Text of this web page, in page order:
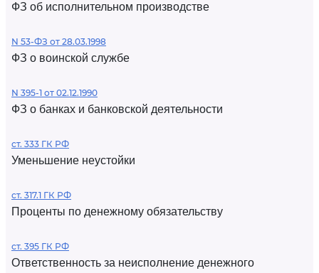
ФЗ об исполнительном производстве
N 53-ФЗ от 28.03.1998
ФЗ о воинской службе
N 395-1 от 02.12.1990
ФЗ о банках и банковской деятельности
ст. 333 ГК РФ
Уменьшение неустойки
ст. 317.1 ГК РФ
Проценты по денежному обязательству
ст. 395 ГК РФ
Ответственность за неисполнение денежного